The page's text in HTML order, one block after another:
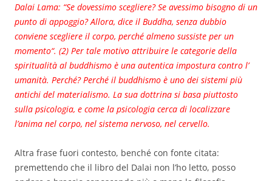
Dalai Lama: “Se dovessimo scegliere? Se avessimo bisogno di un
punto di appoggio? Allora, dice il Buddha, senza dubbio
conviene scegliere il corpo, perché almeno sussiste per un
momento“. (2) Per tale motivo attribuire le categorie della
spiritualità al buddhismo è una autentica impostura contro l’
umanità. Perché? Perché il buddhismo è uno dei sistemi più
antichi del materialismo. La sua dottrina si basa piuttosto
sulla psicologia, e come la psicologia cerca di localizzare
l’anima nel corpo, nel sistema nervoso, nel cervello.
Altra frase fuori contesto, benché con fonte citata:
premettendo che il libro del Dalai non l’ho letto, posso